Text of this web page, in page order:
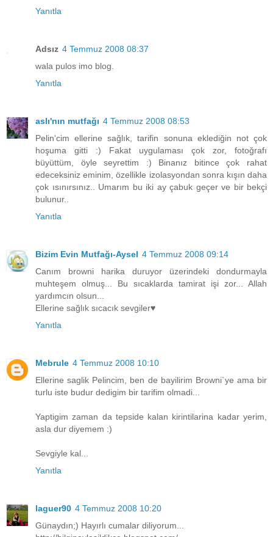
Yanıtla
Adsız 4 Temmuz 2008 08:37
wala pulos imo blog.
Yanıtla
aslı'nın mutfağı 4 Temmuz 2008 08:53
Pelin'cim ellerine sağlık, tarifin sonuna eklediğin not çok
hoşuma gitti :) Fakat uygulaması çok zor, fotoğrafı
büyüttüm, öyle seyrettim :) Binanız bitince çok rahat
edeceksiniz eminim, özellikle izolasyondan sonra kışın daha
çok ısınırsınız.. Umarım bu iki ay çabuk geçer ve bir bekçi
bulunur..
Yanıtla
Bizim Evin Mutfağı-Aysel 4 Temmuz 2008 09:14
Canım browni harika duruyor üzerindeki dondurmayla
muhteşem olmuş... Bu sıcaklarda tamirat işi zor... Allah
yardımcın olsun...
Ellerine sağlık sıcacık sevgiler♥
Yanıtla
Mebrule 4 Temmuz 2008 10:10
Ellerine saglik Pelincim, ben de bayilirim Browni`ye ama bir
turlu iste budur dedigim bir tarifim olmadi...
Yaptigim zaman da tepside kalan kirintilarina kadar yerim,
asla dur diyemem :)
Sevgiyle kal...
Yanıtla
laguer90 4 Temmuz 2008 10:20
Günaydın;) Hayırlı cumalar diliyorum...